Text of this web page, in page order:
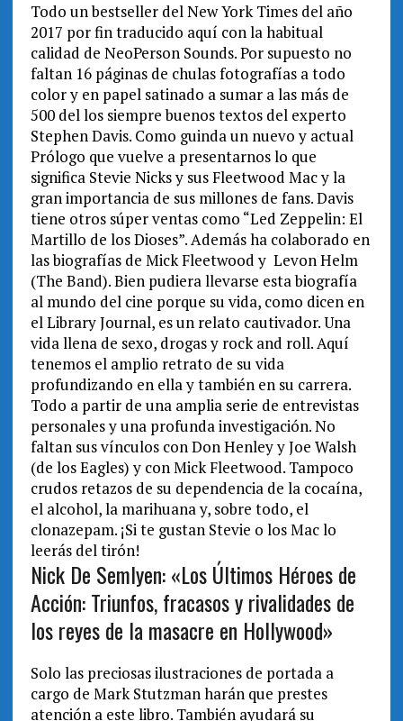
Todo un bestseller del New York Times del año
2017 por fin traducido aquí con la habitual
calidad de NeoPerson Sounds. Por supuesto no
faltan 16 páginas de chulas fotografías a todo
color y en papel satinado a sumar a las más de
500 del los siempre buenos textos del experto
Stephen Davis. Como guinda un nuevo y actual
Prólogo que vuelve a presentarnos lo que
significa Stevie Nicks y sus Fleetwood Mac y la
gran importancia de sus millones de fans. Davis
tiene otros súper ventas como “Led Zeppelin: El
Martillo de los Dioses”. Además ha colaborado en
las biografías de Mick Fleetwood y Levon Helm
(The Band). Bien pudiera llevarse esta biografía
al mundo del cine porque su vida, como dicen en
el Library Journal, es un relato cautivador. Una
vida llena de sexo, drogas y rock and roll. Aquí
tenemos el amplio retrato de su vida
profundizando en ella y también en su carrera.
Todo a partir de una amplia serie de entrevistas
personales y una profunda investigación. No
faltan sus vínculos con Don Henley y Joe Walsh
(de los Eagles) y con Mick Fleetwood. Tampoco
crudos retazos de su dependencia de la cocaína,
el alcohol, la marihuana y, sobre todo, el
clonazepam. ¡Si te gustan Stevie o los Mac lo
leerás del tirón!
Nick De Semlyen: «Los Últimos Héroes de
Acción: Triunfos, fracasos y rivalidades de
los reyes de la masacre en Hollywood»
Solo las preciosas ilustraciones de portada a
cargo de Mark Stutzman harán que prestes
atención a este libro. También ayudará su